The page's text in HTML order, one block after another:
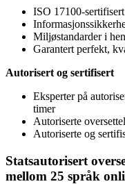
ISO 17100-sertifisert
Miljøstandarder i
Garantert perfekt,
Autorisert og sertifisert
Eksperter på
timer
Autoriserte
Autoriserte og
Statsautorisert
mellom 25 språk